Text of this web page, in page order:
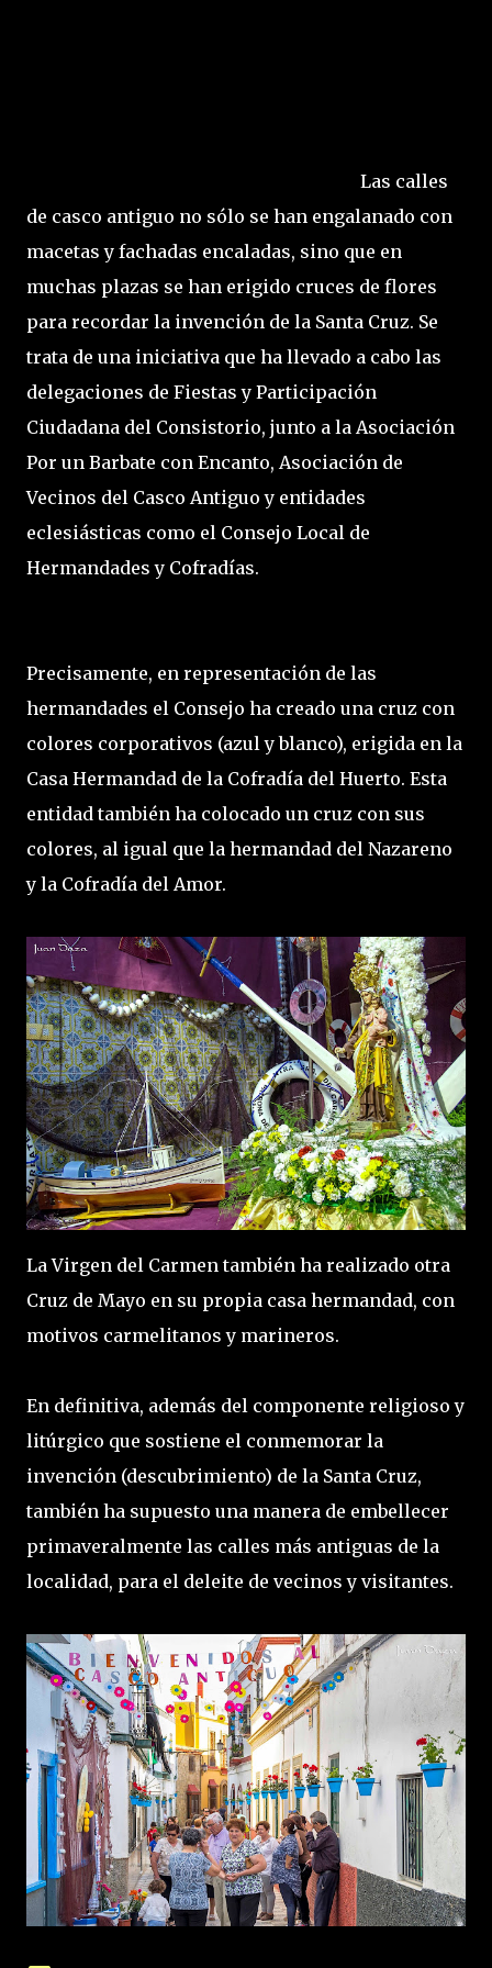
Las calles
de casco antiguo no sólo se han engalanado con
macetas y fachadas encaladas, sino que en
muchas plazas se han erigido cruces de flores
para recordar la invención de la Santa Cruz. Se
trata de una iniciativa que ha llevado a cabo las
delegaciones de Fiestas y Participación
Ciudadana del Consistorio, junto a la Asociación
Por un Barbate con Encanto, Asociación de
Vecinos del Casco Antiguo y entidades
eclesiásticas como el Consejo Local de
Hermandades y Cofradías.
Precisamente, en representación de las
hermandades el Consejo ha creado una cruz con
colores corporativos (azul y blanco), erigida en la
Casa Hermandad de la Cofradía del Huerto. Esta
entidad también ha colocado un cruz con sus
colores, al igual que la hermandad del Nazareno
y la Cofradía del Amor.
La Virgen del Carmen también ha realizado otra
Cruz de Mayo en su propia casa hermandad, con
motivos carmelitanos y marineros.
En definitiva, además del componente religioso y
litúrgico que sostiene el conmemorar la
invención (descubrimiento) de la Santa Cruz,
también ha supuesto una manera de embellecer
primaveralmente las calles más antiguas de la
localidad, para el deleite de vecinos y visitantes.